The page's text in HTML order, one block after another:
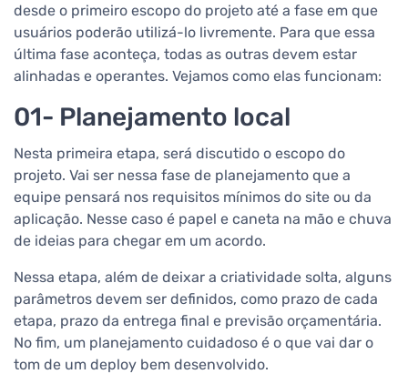
desde o primeiro escopo do projeto até a fase em que
usuários poderão utilizá-lo livremente. Para que essa
última fase aconteça, todas as outras devem estar
alinhadas e operantes. Vejamos como elas funcionam:
01- Planejamento local
Nesta primeira etapa, será discutido o escopo do
projeto. Vai ser nessa fase de planejamento que a
equipe pensará nos requisitos mínimos do site ou da
aplicação. Nesse caso é papel e caneta na mão e chuva
de ideias para chegar em um acordo.
Nessa etapa, além de deixar a criatividade solta, alguns
parâmetros devem ser definidos, como prazo de cada
etapa, prazo da entrega final e previsão orçamentária.
No fim, um planejamento cuidadoso é o que vai dar o
tom de um deploy bem desenvolvido.